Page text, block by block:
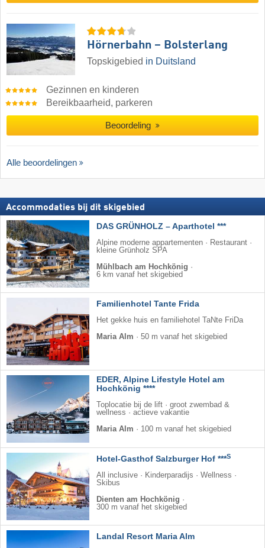
Hörnerbahn – Bolsterlang
Topskigebied in Duitsland
Gezinnen en kinderen
Bereikbaarheid, parkeren
Beoordeling
Alle beoordelingen
Accommodaties bij dit skigebied
DAS GRÜNHOLZ – Aparthotel ***
Alpine moderne appartementen · Restaurant ·
kleine Grünholz SPA
Mühlbach am Hochkönig ·
6 km vanaf het skigebied
Familienhotel Tante Frida
Het gekke huis en familiehotel TaNte FriDa
Maria Alm · 50 m vanaf het skigebied
EDER, Alpine Lifestyle Hotel am
Hochkönig ****
Toplocatie bij de lift · groot zwembad &
wellness · actieve vakantie
Maria Alm · 100 m vanaf het skigebied
Hotel-Gasthof Salzburger Hof ***S
All inclusive · Kinderparadijs · Wellness ·
Skibus
Dienten am Hochkönig ·
300 m vanaf het skigebied
Landal Resort Maria Alm